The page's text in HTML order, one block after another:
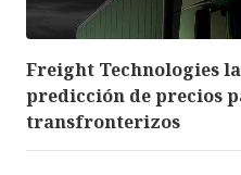
Freight Technologies
predicción de precios
transfronterizos